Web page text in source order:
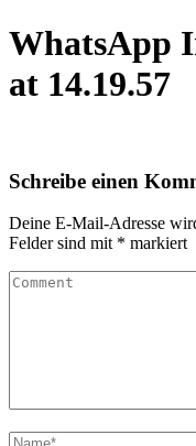
WhatsApp
at 14.19.57
Schreibe einen
Deine E-Mail-Adresse
Felder sind mit * markiert